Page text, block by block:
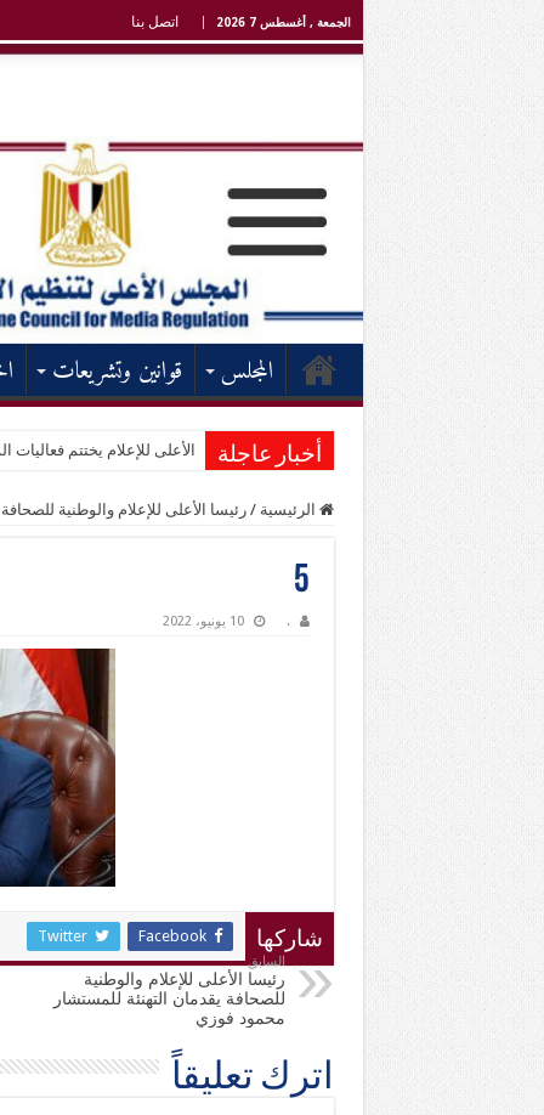
الجمعة , أغسطس 7 2026 اتصل بنا
المجلس قوانين وتشريعات
أخبار عاجلة الأعلى للإعلام يختتم فعاليات
الرئيسية / رئيسا الأعلى للإعلام والوطنية
5
. 10 يونيو، 2022
شاركها Facebook
Twitter
السابق
رئيسا الأعلى للإعلام والوطنية
للصحافة يقدمان التهنئة للمستشار
محمود فوزي
اترك تعليقاً